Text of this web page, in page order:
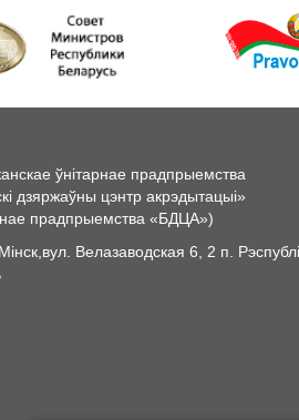
ўнітарнае прадпрыемства
дзяржаўны цэнтр акрэдытацыі»
прадпрыемства «БДЦА»)
Велазаводская 6, 2 п.